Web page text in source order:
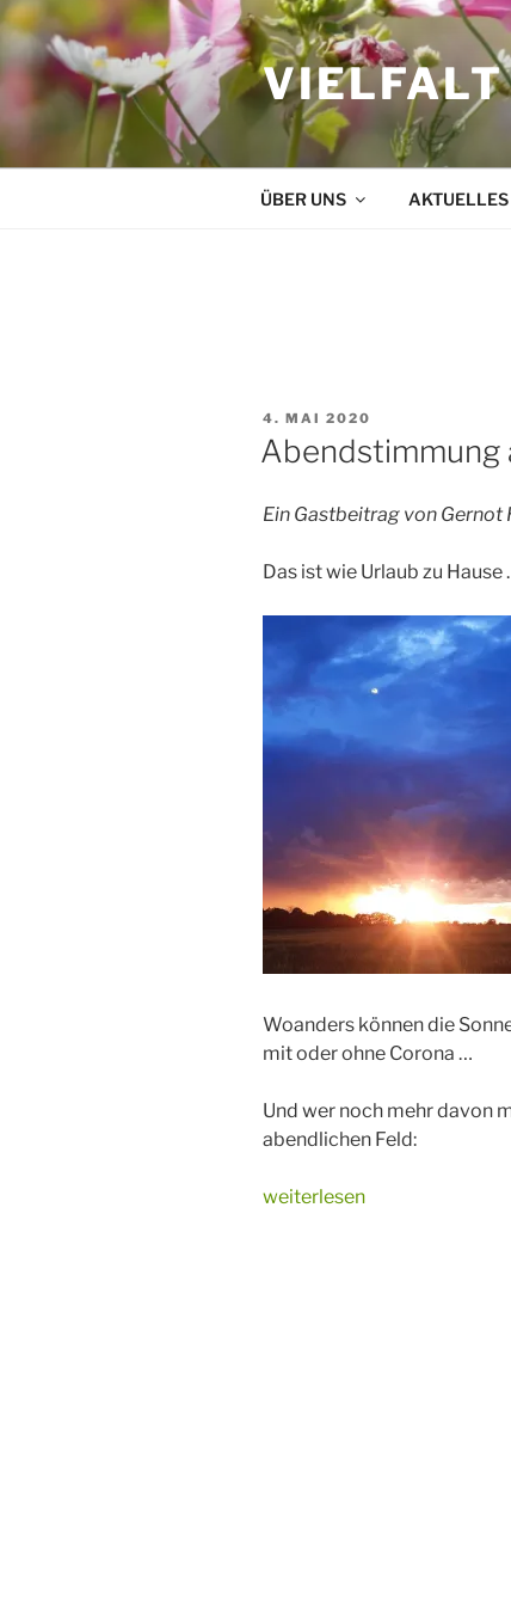
Zum
Inhalt
springen
VIELFALT
ÜBER UNS AKTUELLES
VERÖFFENTLICHT
AM
4. MAI 2020
Abendstimmung
Ein Gastbeitrag von Gernot
Das ist wie Urlaub zu Hause
Woanders können die
mit oder ohne Corona …
Und wer noch mehr davon
abendlichen Feld:
„Abendstimmung
weiterlesen